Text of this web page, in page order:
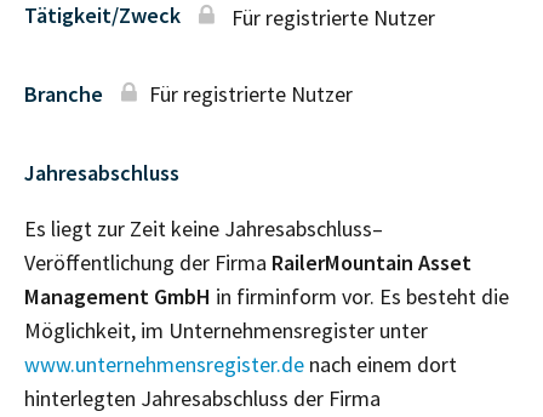
Tätigkeit/Zweck Für registrierte Nutzer
Branche Für registrierte Nutzer
Jahresabschluss
Es liegt zur Zeit keine Jahresabschluss–
Veröffentlichung der Firma RailerMountain Asset
Management GmbH in firminform vor. Es besteht die
Möglichkeit, im Unternehmensregister unter
www.unternehmensregister.de nach einem dort
hinterlegten Jahresabschluss der Firma